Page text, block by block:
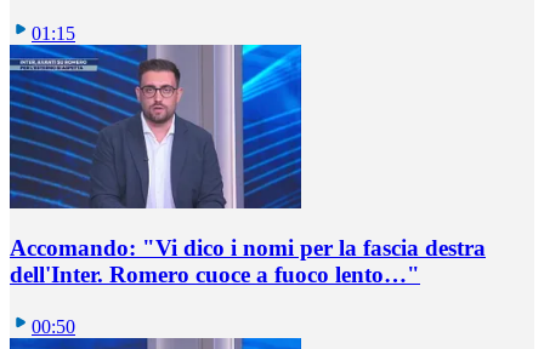
01:15
Accomando: "Vi dico i nomi per la fascia destra
dell'Inter. Romero cuoce a fuoco lento…"
00:50